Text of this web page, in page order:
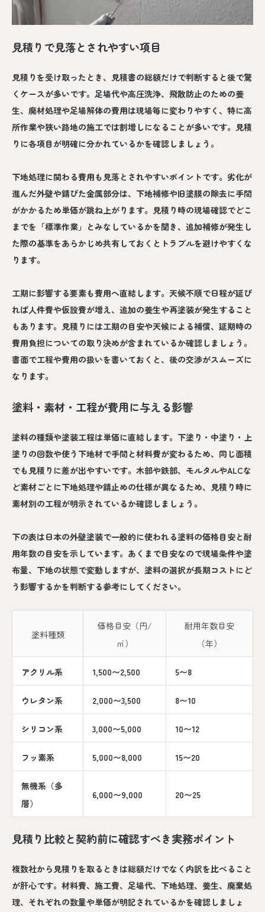
見積りで見落とされやすい項目
見積りを受け取ったとき、見積書の総額だけで判断すると後で驚
くケースが多いです。足場代や高圧洗浄、飛散防止のための養
生、廃材処理や足場解体の費用は現場毎に変わりやすく、特に高
所作業や狭い路地の施工では割増しになることが多いです。見積
りに各項目が明確に分かれているかを確認しましょう。
下地処理に関わる費用も見落とされやすいポイントです。劣化が
進んだ外壁や錆びた金属部分は、下地補修や旧塗膜の除去に手間
がかかるため単価が跳ね上がります。見積り時の現場確認でどこ
までを「標準作業」とみなしているかを聞き、追加補修が発生し
た際の基準をあらかじめ共有しておくとトラブルを避けやすくな
ります。
工期に影響する要素も費用へ直結します。天候不順で日程が延び
れば人件費や仮設費が増え、追加の養生や再塗装が発生すること
もあります。見積りには工期の目安や天候による補償、延期時の
費用負担についての取り決めが含まれているか確認しましょう。
書面で工程や費用の扱いを書いておくと、後の交渉がスムーズに
なります。
塗料・素材・工程が費用に与える影響
塗料の種類や塗装工程は単価に直結します。下塗り・中塗り・上
塗りの回数や使う下地材で手間と材料費が変わるため、同じ面積
でも見積りに差が出やすいです。木部や鉄部、モルタルやALCな
ど素材ごとに下地処理や錆止めの仕様が異なるため、見積り時に
素材別の工程が明示されているか確認しましょう。
下の表は日本の外壁塗装で一般的に使われる塗料の価格目安と耐
用年数の目安を示しています。あくまで目安なので現場条件や塗
布量、下地の状態で変動しますが、塗料の選択が長期コストにど
う影響するかを判断する参考にしてください。
塗料種類
価格目安（円/
㎡）
耐用年数目安
（年）
アクリル系 1,500〜2,500 5〜8
ウレタン系 2,000〜3,500 8〜10
シリコン系 3,000〜5,000 10〜12
フッ素系 5,000〜8,000 15〜20
無機系（多
層）
6,000〜9,000 20〜25
見積り比較と契約前に確認すべき実務ポイント
複数社から見積りを取るときは総額だけでなく内訳を比べること
が肝心です。材料費、施工費、足場代、下地処理、養生、廃棄処
理、それぞれの数量や単価が明記されているかを確認しましょ